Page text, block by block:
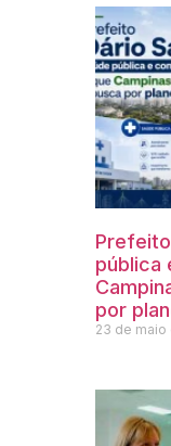
pública
por
23 de maio